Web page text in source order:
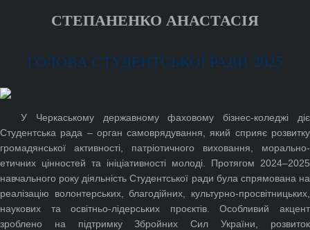
СТЕПАНЕНКО АНАСТАСІЯ
ГОЛОВА СТУДЕНТСЬКОЇ РАДИ 2025
У Черкаському державному фаховому бізнес-коледжі діє
Студентська рада – орган самоврядування, який сприяє розвитку
громадянської активності, патріотичного виховання, морально-
етичних цінностей та ініціативності молоді. Протягом 2024–2025
навчального року діяльність Студентської ради була спрямована на
реалізацію волонтерських, благодійних, культурно-просвітницьких,
наукових та освітньо-лідерських проєктів. Особливий акцент
зроблено на підтримку Збройних Сил України, розвиток